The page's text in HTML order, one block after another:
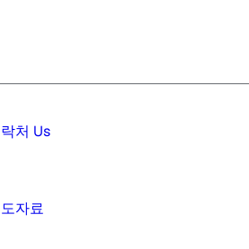
처 Us
자료